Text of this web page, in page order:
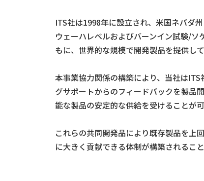
ITS社は1998年に設立され、米国ネバダ
ウェーハレベルおよびバーンイン試験/
もに、世界的な規模で開発製品を提供して
本事業協力関係の構築により、当社は
グサポートからのフィードバックを製品
能な製品の安定的な供給を受けることが可
これらの共同開発品により既存製品を上
に大きく貢献できる体制が構築されること